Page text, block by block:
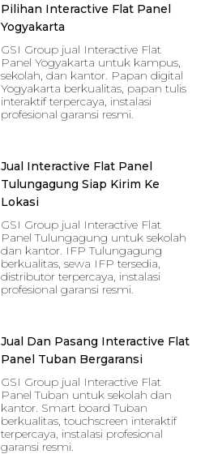
Pilihan Interactive Flat Panel
Yogyakarta
GSI Group jual Interactive Flat
Panel Yogyakarta untuk kampus,
sekolah, dan kantor. Papan digital
Yogyakarta berkualitas, papan tulis
interaktif terpercaya, instalasi
profesional garansi resmi.
Jual Interactive Flat Panel
Tulungagung Siap Kirim Ke
Lokasi
GSI Group jual Interactive Flat
Panel Tulungagung untuk sekolah
dan kantor. IFP Tulungagung
berkualitas, sewa IFP tersedia,
distributor terpercaya, instalasi
profesional garansi resmi.
Jual Dan Pasang Interactive Flat
Panel Tuban Bergaransi
GSI Group jual Interactive Flat
Panel Tuban untuk sekolah dan
kantor. Smart board Tuban
berkualitas, touchscreen interaktif
terpercaya, instalasi profesional
garansi resmi.